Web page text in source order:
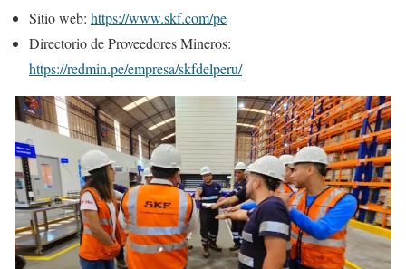
Sitio web: https://www.skf.com/pe
Directorio de Proveedores Mineros:
https://redmin.pe/empresa/skfdelperu/